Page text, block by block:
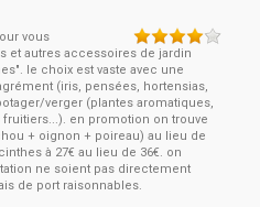
vous
et autres accessoires de jardin
le choix est vaste avec une
(iris, pensées, hortensias,
verger (plantes aromatiques,
en promotion on trouve
+ oignon + poireau) au lieu de
à 27€ au lieu de 36€. on
ne soient pas directement
de port raisonnables.